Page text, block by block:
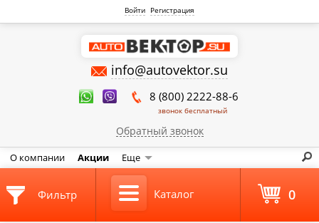
Войти Регистрация
info@autovektor.su
8 (800) 2222-88-6
звонок бесплатный
Обратный звонок
О компании Акции Еще
Фильтр Каталог 0